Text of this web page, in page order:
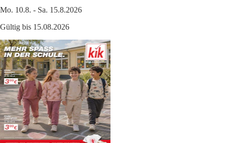
Mo. 10.8. - Sa. 15.8.2026
Gültig bis 15.08.2026